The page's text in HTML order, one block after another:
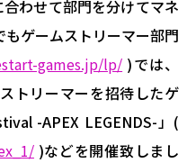
わせて部門を分けてマネ
ゲームストリーマー部門
games.jp/lp/ )では、
トリーマーを招待したゲ
-APEX LEGENDS-」(
)などを開催致しまし